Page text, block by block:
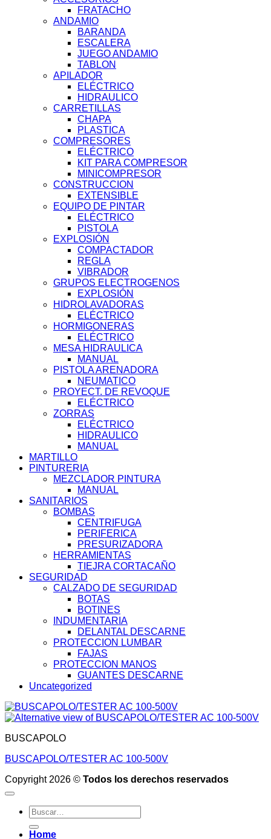
FRATACHO
ANDAMIO
BARANDA
ESCALERA
JUEGO ANDAMIO
TABLON
APILADOR
ELÉCTRICO
HIDRAULICO
CARRETILLAS
CHAPA
PLASTICA
COMPRESORES
ELÉCTRICO
KIT PARA COMPRESOR
MINICOMPRESOR
CONSTRUCCION
EXTENSIBLE
EQUIPO DE PINTAR
ELÉCTRICO
PISTOLA
EXPLOSIÓN
COMPACTADOR
REGLA
VIBRADOR
GRUPOS ELECTROGENOS
EXPLOSIÓN
HIDROLAVADORAS
ELÉCTRICO
HORMIGONERAS
ELÉCTRICO
MESA HIDRAULICA
MANUAL
PISTOLA ARENADORA
NEUMATICO
PROYECT. DE REVOQUE
ELÉCTRICO
ZORRAS
ELÉCTRICO
HIDRAULICO
MANUAL
MARTILLO
PINTURERIA
MEZCLADOR PINTURA
MANUAL
SANITARIOS
BOMBAS
CENTRIFUGA
PERIFERICA
PRESURIZADORA
HERRAMIENTAS
TIEJRA CORTACAÑO
SEGURIDAD
CALZADO DE SEGURIDAD
BOTAS
BOTINES
INDUMENTARIA
DELANTAL DESCARNE
PROTECCION LUMBAR
FAJAS
PROTECCION MANOS
GUANTES DESCARNE
Uncategorized
BUSCAPOLO
BUSCAPOLO/TESTER AC 100-500V
Copyright 2026 © Todos los derechos reservados
Buscar
por:
Home